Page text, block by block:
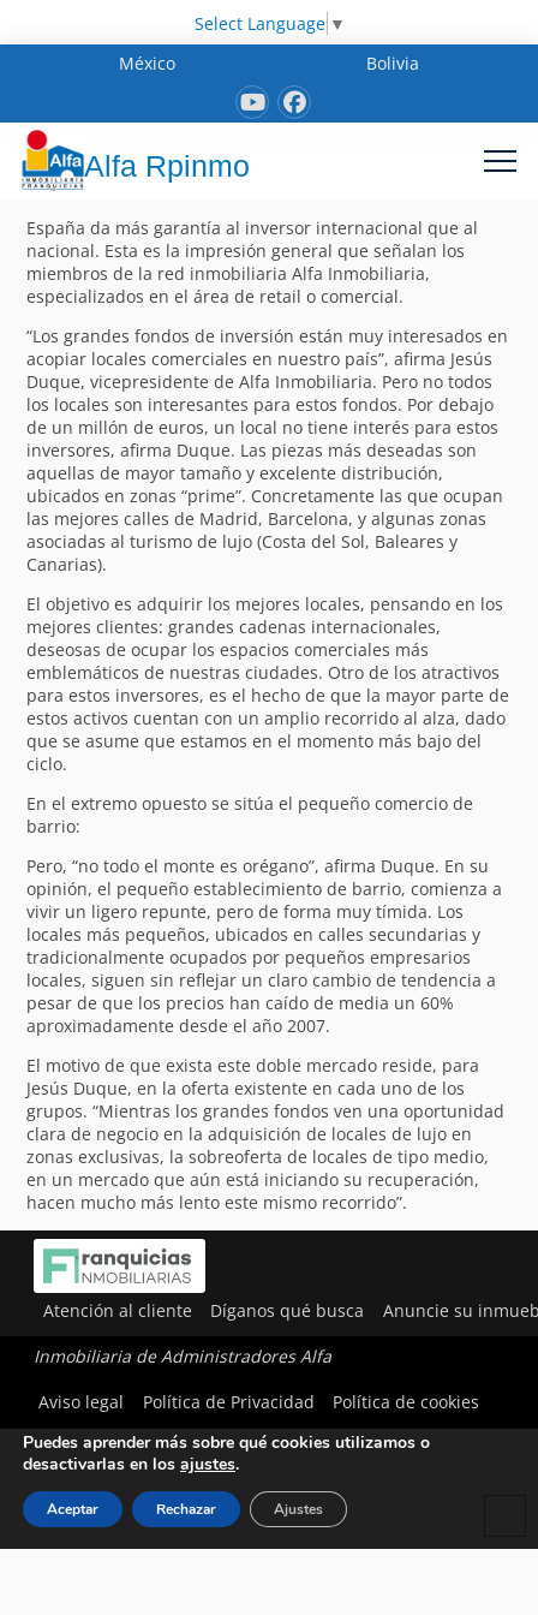
Select Language ▼
México
Bolivia
Alfa Rpinmo
España da más garantía al inversor internacional que al
nacional. Esta es la impresión general que señalan los
miembros de la red inmobiliaria Alfa Inmobiliaria,
especializados en el área de retail o comercial.
“Los grandes fondos de inversión están muy interesados en
acopiar locales comerciales en nuestro país”, afirma Jesús
Duque, vicepresidente de Alfa Inmobiliaria. Pero no todos
los locales son interesantes para estos fondos. Por debajo
de un millón de euros, un local no tiene interés para estos
inversores, afirma Duque. Las piezas más deseadas son
aquellas de mayor tamaño y excelente distribución,
ubicados en zonas “prime”. Concretamente las que ocupan
las mejores calles de Madrid, Barcelona, y algunas zonas
asociadas al turismo de lujo (Costa del Sol, Baleares y
Canarias).
El objetivo es adquirir los mejores locales, pensando en los
mejores clientes: grandes cadenas internacionales,
deseosas de ocupar los espacios comerciales más
emblemáticos de nuestras ciudades. Otro de los atractivos
para estos inversores, es el hecho de que la mayor parte de
estos activos cuentan con un amplio recorrido al alza, dado
que se asume que estamos en el momento más bajo del
ciclo.
En el extremo opuesto se sitúa el pequeño comercio de
barrio:
Pero, “no todo el monte es orégano”, afirma Duque. En su
opinión, el pequeño establecimiento de barrio, comienza a
vivir un ligero repunte, pero de forma muy tímida. Los
locales más pequeños, ubicados en calles secundarias y
tradicionalmente ocupados por pequeños empresarios
locales, siguen sin reflejar un claro cambio de tendencia a
pesar de que los precios han caído de media un 60%
aproximadamente desde el año 2007.
El motivo de que exista este doble mercado reside, para
Jesús Duque, en la oferta existente en cada uno de los
grupos. “Mientras los grandes fondos ven una oportunidad
clara de negocio en la adquisición de locales de lujo en
zonas exclusivas, la sobreoferta de locales de tipo medio,
en un mercado que aún está iniciando su recuperación,
hacen mucho más lento este mismo recorrido”.
Atención al cliente Díganos qué busca Anuncie su
Inmobiliaria de Administradores Alfa
Aviso legal
Política de Privacidad Política de cookies
Utilizamos cookies para ofrecerte la mejor experiencia en
Puedes aprender más sobre qué cookies utilizamos o
desactivarlas en los ajustes.
Aceptar Rechazar Ajustes